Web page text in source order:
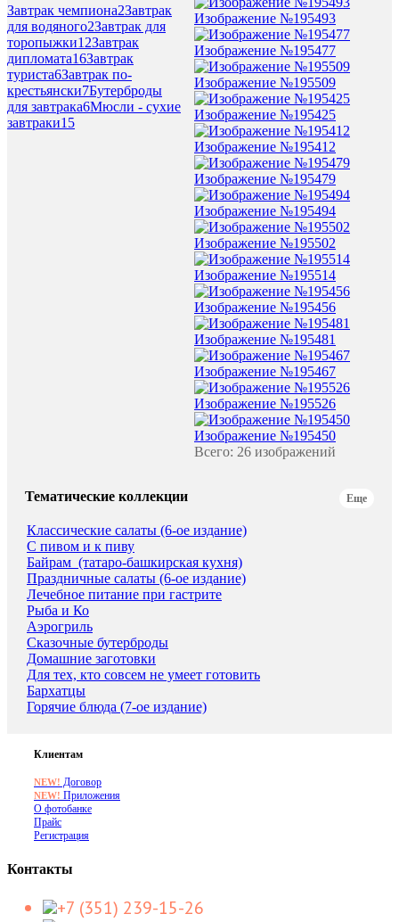
Завтрак чемпиона2Завтрак
для водяного2Завтрак для
торопыжки12Завтрак
дипломата16Завтрак
туриста6Завтрак по-
крестьянски7Бутерброды
для завтрака6Мюсли - сухие
завтраки15
Изображение №195493
Изображение №195477
Изображение №195509
Изображение №195425
Изображение №195412
Изображение №195479
Изображение №195494
Изображение №195502
Изображение №195514
Изображение №195456
Изображение №195481
Изображение №195467
Изображение №195526
Изображение №195450
Всего: 26 изображений
Тематические коллекции Еще
Классические салаты (6-ое издание)
С пивом и к пиву
Байрам_(татаро-башкирская кухня)
Праздничные салаты (6-ое издание)
Лечебное питание при гастрите
Рыба и Ко
Аэрогриль
Сказочные бутерброды
Домашние заготовки
Для тех, кто совсем не умеет готовить
Бархатцы
Горячие блюда (7-ое издание)
Клиентам
NEW! Договор
NEW! Приложения
О фотобанке
Прайс
Регистрация
Контакты
+7 (351) 239-15-26